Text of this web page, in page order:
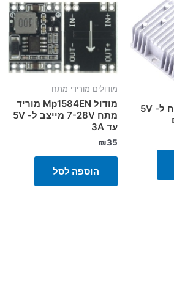
מודול מוריד מתח ל- 5V
מודולים מורידי מתח
מודול Mp1584EN מוריד
מתח 7-28V מייצב ל- 5V
עד 3A
₪35
הוספה לסל